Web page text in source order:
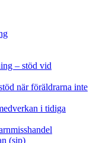
– stöd vid
när föräldrarna inte
i tidiga
(sip)